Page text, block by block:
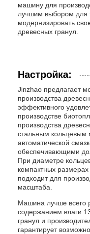
машину для
лучшим выбором для
модернизировать
древесных гранул.
Настройка:
Jinzhao предлагает
производства
эффективного
производстве
производства
стальным
автоматической
обеспечивающими
При диаметре
компактных
подходит для
масштаба.
Машина лучше всего
содержанием влаги
гранул и
гарантирует